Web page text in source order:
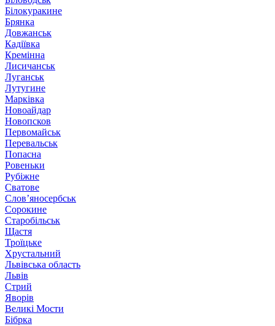
Білокуракине
Брянка
Довжанськ
Кадіївка
Кремінна
Лисичанськ
Луганськ
Лутугине
Марківка
Новоайдар
Новопсков
Первомайськ
Перевальськ
Попасна
Ровеньки
Рубіжне
Сватове
Слов’яносербськ
Сорокине
Старобільськ
Щастя
Троїцьке
Хрустальний
Львівська область
Львів
Стрий
Яворів
Великі Мости
Бібрка